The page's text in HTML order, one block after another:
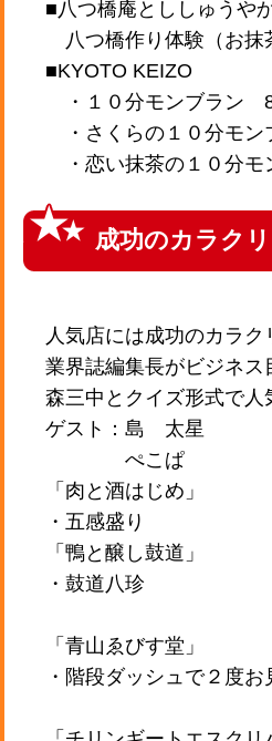
■八つ橋庵とししゅうや
八つ橋作り体験（お
■KYOTO KEIZO
・１０分モンブラン
・さくらの１０分モ
・恋い抹茶の１０分
成功のカラク
人気店には成功のカラク
業界誌編集長がビジネス
森三中とクイズ形式で人
ゲスト：島 太星
ぺこぱ
「肉と酒はじめ」
・五感盛り
「鴨と醸し鼓道」
・鼓道八珍
「青山ゑびす堂」
・階段ダッシュで２度お